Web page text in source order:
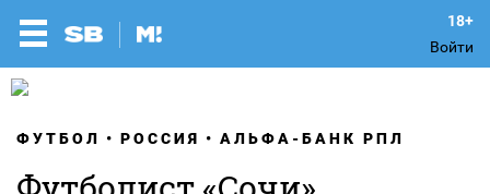
Войти
ФУТБОЛ РОССИЯ АЛЬФА-БАНК РПЛ